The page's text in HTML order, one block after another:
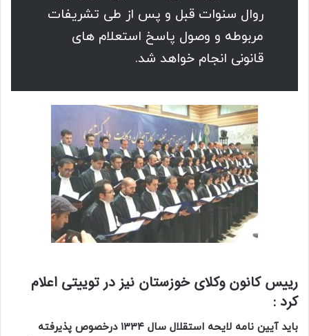
روال سنوات قبل و پس از طی تشریفات
مربوطه و وصول پاسخ استعلام های
قانونی انجام خواهد شد.
رییس کانون وکلای خوزستان نیز در توییتی اعلام
کرد :
باید آیین نامه لایحه استقلال سال ۱۳۳۴ درخصوص پذیرفته